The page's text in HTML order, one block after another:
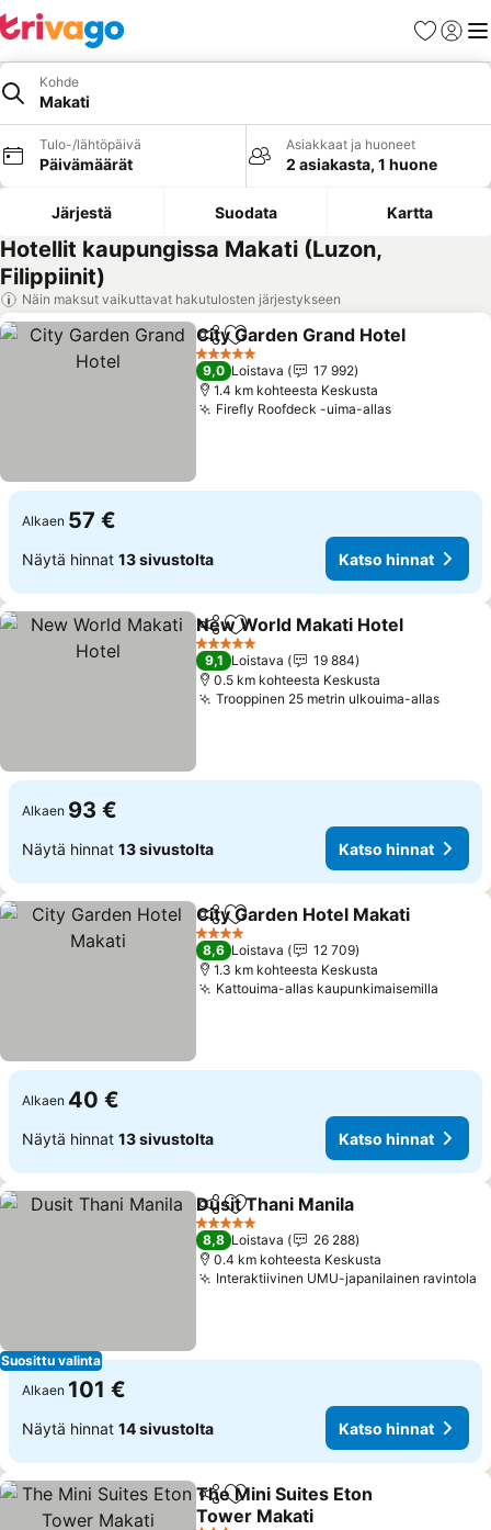
Suosikit
Kohde
Makati
Tulo-/lähtöpäivä
Päivämäärät
Asiakkaat ja huoneet
2 asiakasta, 1 huone
Järjestä Suodata Kartta
Hotellit kaupungissa Makati (Luzon,
Filippiinit)
Näin maksut vaikuttavat hakutulosten järjestykseen
Jaa Lisää suosikkeihin
City Garden Grand Hotel
5 Tähtiluokitus
9,0 Loistava
17 992
1.4 km kohteesta Keskusta
Firefly Roofdeck -uima-allas
Alkaen 57 €
Näytä hinnat 13 sivustolta Katso hinnat
Jaa Lisää suosikkeihin
New World Makati Hotel
5 Tähtiluokitus
9,1 Loistava
19 884
0.5 km kohteesta Keskusta
Trooppinen 25 metrin ulkouima-allas
Alkaen 93 €
Näytä hinnat 13 sivustolta Katso hinnat
Jaa Lisää suosikkeihin
City Garden Hotel Makati
4 Tähtiluokitus
8,6 Loistava
12 709
1.3 km kohteesta Keskusta
Kattouima-allas kaupunkimaisemilla
Alkaen 40 €
Näytä hinnat 13 sivustolta Katso hinnat
Suosittu valinta
Jaa Lisää suosikkeihin
Dusit Thani Manila
5 Tähtiluokitus
8,8 Loistava
26 288
0.4 km kohteesta Keskusta
Interaktiivinen UMU-japanilainen ravintola
Alkaen 101 €
Näytä hinnat 14 sivustolta Katso hinnat
Jaa Lisää suosikkeihin
The Mini Suites Eton
Tower Makati